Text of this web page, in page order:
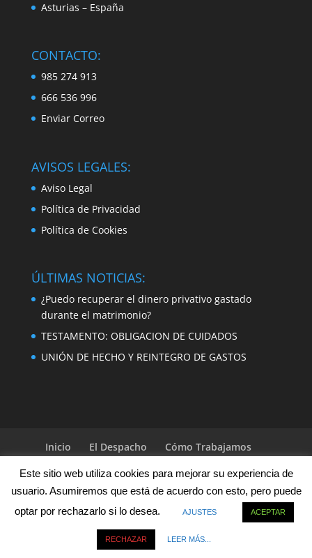
Asturias – España
CONTACTO:
985 274 913
666 536 996
Enviar Correo
AVISOS LEGALES:
Aviso Legal
Política de Privacidad
Política de Cookies
ÚLTIMAS NOTICIAS:
¿Puedo recuperar el dinero privativo gastado
durante el matrimonio?
TESTAMENTO: OBLIGACION DE CUIDADOS
UNIÓN DE HECHO Y REINTEGRO DE GASTOS
Inicio El Despacho
Cómo Trabajamos
Acceso Clientes
Preguntas Frecuentes
Copyright | Gonzalo López Abogados
Este sitio web utiliza cookies para mejorar su experiencia de
usuario. Asumiremos que está de acuerdo con esto, pero puede
optar por rechazarlo si lo desea.
AJUSTES ACEPTAR
RECHAZAR LEER MÁS...